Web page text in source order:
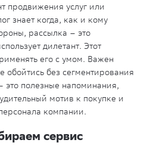
продвижения услуг или
знает когда, как и кому
рассылка – это
дилетант. Этот
его с умом. Важен
обойтись без сегментирования
полезные напоминания,
мотив к покупке и
компании.
сервис